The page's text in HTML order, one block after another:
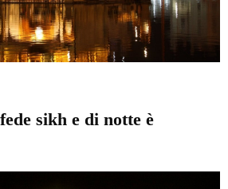
sikh e di notte è